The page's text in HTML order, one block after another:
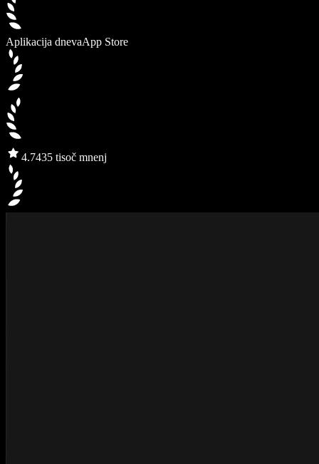
Aplikacija dnevaApp Store
4.7435 tisoč mnenj